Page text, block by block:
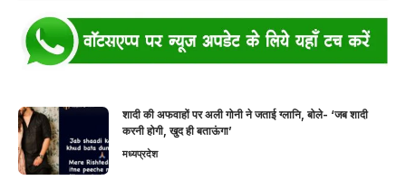
शादी की अफवाहों पर अली गोनी ने जताई ग्लानि, बोले- ‘जब शादी
करनी होगी, खुद ही बताऊंगा’
मध्यप्रदेश